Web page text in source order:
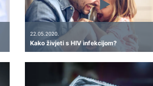
22.05.2020.
Kako živjeti s HIV infekcijom?